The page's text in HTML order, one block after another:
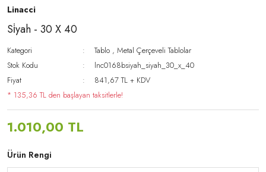
Linacci
Si̇yah - 30 X 40
Kategori Tablo ,Metal Çerçeveli Tablolar
Stok Kodu
lnc0168bsiyah_siyah_30_x_40
Fiyat
841,67 TL + KDV
* 135,36 TL den başlayan taksitlerle!
1.010,00 TL
Ürün Rengi